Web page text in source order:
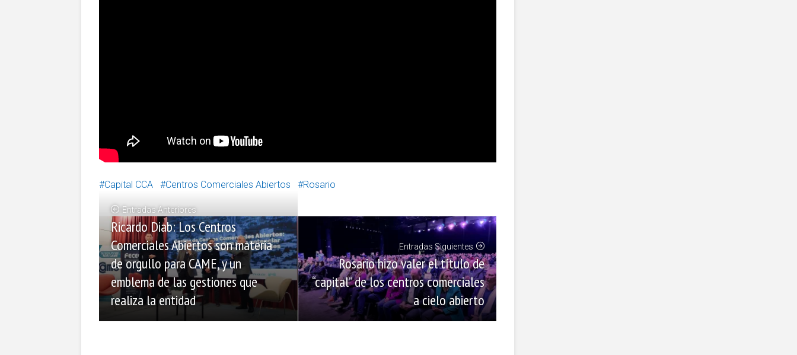
Capital CCA Centros Comerciales Abiertos Rosario
Entradas Anteriores
Ricardo Diab: Los Centros
Comerciales Abiertos son materia
de orgullo para CAME, y un
emblema de las gestiones que
realiza la entidad
Entradas Siguientes
Rosario hizo valer el título de
“capital” de los centros comerciales
a cielo abierto